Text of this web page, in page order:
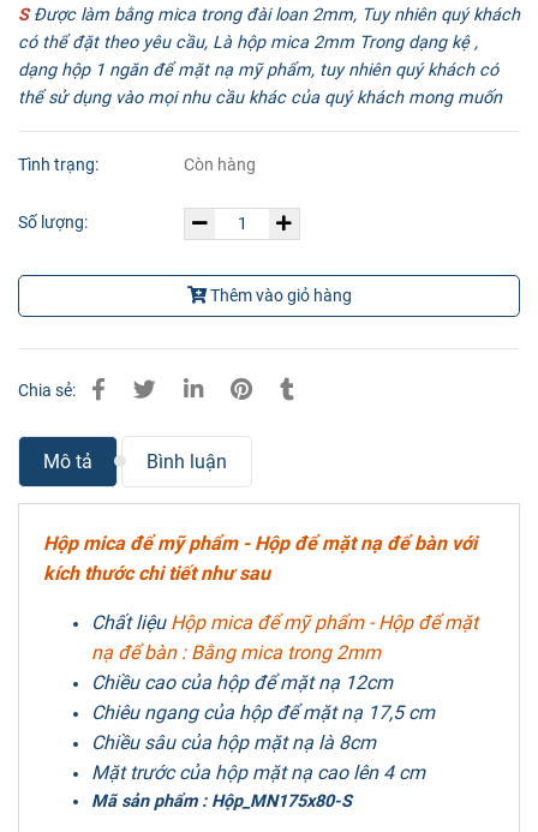
S Được làm bằng mica trong đài loan 2mm, Tuy nhiên quý khách
có thể đặt theo yêu cầu, Là hộp mica 2mm Trong dạng kệ ,
dạng hộp 1 ngăn để mặt nạ mỹ phẩm, tuy nhiên quý khách có
thể sử dụng vào mọi nhu cầu khác của quý khách mong muốn
Tình trạng: Còn hàng
Số lượng:
Thêm vào giỏ hàng
Chia sẻ:
Mô tả Bình luận
Hộp mica để mỹ phẩm - Hộp để mặt nạ để bàn với
kích thước chi tiết như sau
Chất liệu Hộp mica để mỹ phẩm - Hộp để mặt
nạ để bàn : Bằng mica trong 2mm
Chiều cao của hộp để mặt nạ 12cm
Chiêu ngang của hộp để mặt nạ 17,5 cm
Chiều sâu của hộp mặt nạ là 8cm
Mặt trước của hộp mặt nạ cao lên 4 cm
Mã sản phẩm : Hộp_MN175x80-S